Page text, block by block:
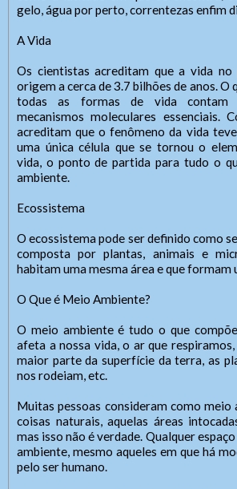
gelo, água por perto, correntezas enfim
A Vida
Os cientistas acreditam que a vida no
origem a cerca de 3.7 bilhões de anos. O
todas as formas de vida contam
mecanismos moleculares essenciais.
acreditam que o fenômeno da vida
uma única célula que se tornou o
vida, o ponto de partida para tudo o
ambiente.
Ecossistema
O ecossistema pode ser definido como
composta por plantas, animais e
habitam uma mesma área e que formam
O Que é Meio Ambiente?
O meio ambiente é tudo o que
afeta a nossa vida, o ar que
maior parte da superfície da terra, as
nos rodeiam, etc.
Muitas pessoas consideram como meio
coisas naturais, aquelas áreas
mas isso não é verdade. Qualquer
ambiente, mesmo aqueles em que há
pelo ser humano.
Layout
versa clique no ícone
Enviar
Enviar
whatsApp: (xx) xxxxx-xxxxx
Horário de Funcionamento:
Das xxh às xxh e das xxh às xxh
Expediente:
Das 8h às 11h, das 14h às 18h.
Outras Informações:
Duis non laoreet eros. Vestibulum
erat tempus, vitae sagittis elit
erat quis iaculis vestibulum. Curabitur
tellus consectetur vehicula.
Enviar